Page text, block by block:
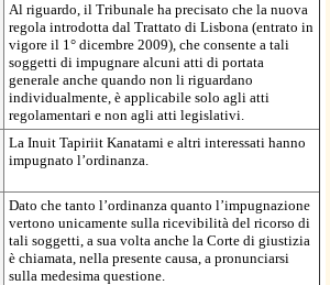
Al riguardo, il Tribunale ha precisato che la nuova
regola introdotta dal Trattato di Lisbona (entrato in
vigore il 1° dicembre 2009), che consente a tali
soggetti di impugnare alcuni atti di portata
generale anche quando non li riguardano
individualmente, è applicabile solo agli atti
regolamentari e non agli atti legislativi.
La Inuit Tapiriit Kanatami e altri interessati hanno
impugnato l’ordinanza.
Dato che tanto l’ordinanza quanto l’impugnazione
vertono unicamente sulla ricevibilità del ricorso di
tali soggetti, a sua volta anche la Corte di giustizia
è chiamata, nella presente causa, a pronunciarsi
sulla medesima questione.